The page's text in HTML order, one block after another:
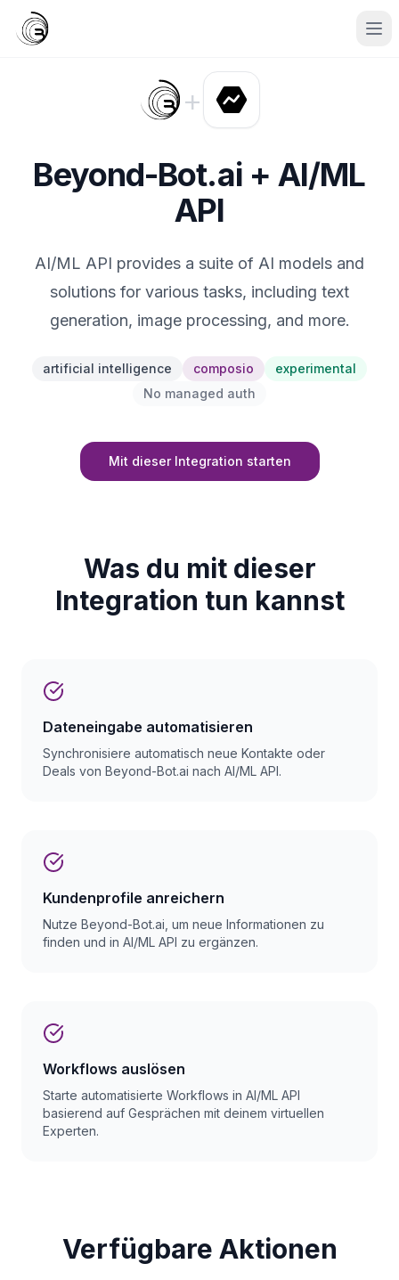
+
Beyond-Bot.ai + AI/ML
API
AI/ML API provides a suite of AI models and
solutions for various tasks, including text
generation, image processing, and more.
artificial intelligence composio
experimental
No managed auth
Mit dieser Integration starten
Was du mit dieser
Integration tun kannst
Dateneingabe automatisieren
Synchronisiere automatisch neue Kontakte oder
Deals von Beyond-Bot.ai nach AI/ML API.
Kundenprofile anreichern
Nutze Beyond-Bot.ai, um neue Informationen zu
finden und in AI/ML API zu ergänzen.
Workflows auslösen
Starte automatisierte Workflows in AI/ML API
basierend auf Gesprächen mit deinem virtuellen
Experten.
Verfügbare Aktionen